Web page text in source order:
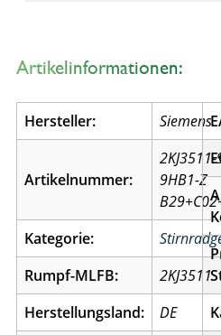
Artikelinformationen:
Hersteller: Siemens
Artikelnummer:
2KJ3511-
9HB1-Z
Kategorie:
Rumpf-MLFB:
2KJ3511
Herstellungsland:
DE